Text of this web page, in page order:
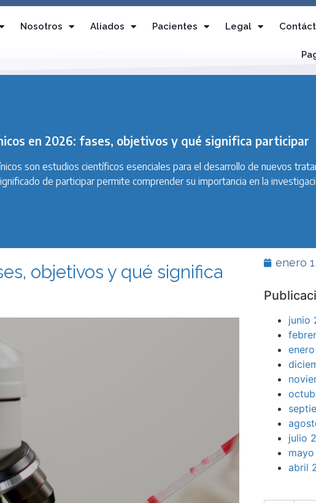
Nosotros Aliados Pacientes Legal
en 2026: fases, objetivos y qué significa participar
son estudios científicos esenciales para el desarrollo de nuevos
de participar permite comprender su importancia en la
objetivos y qué significa
enero
junio
julio
abril